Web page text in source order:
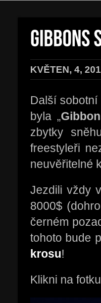
KVĚTEN, 4,
Další
byla „
zbytky
freestyleři
neuvěřitelné
Jezdili vždy
8000$
černém
tohoto bude
krosu!
Klikni na